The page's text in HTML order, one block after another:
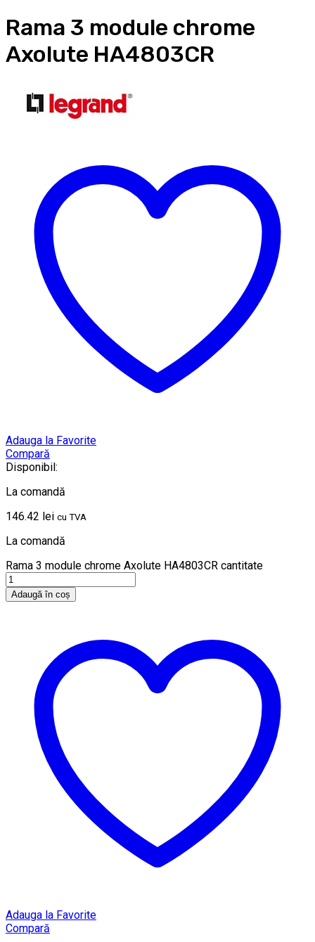
Rama 3 module chrome
Axolute HA4803CR
Adauga la Favorite
Compară
Disponibil:
La comandă
146.42 lei cu TVA
La comandă
Rama 3 module chrome Axolute HA4803CR cantitate
Adaugă în coș
Adauga la Favorite
Compară